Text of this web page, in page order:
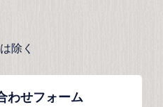
除く
わせフォーム